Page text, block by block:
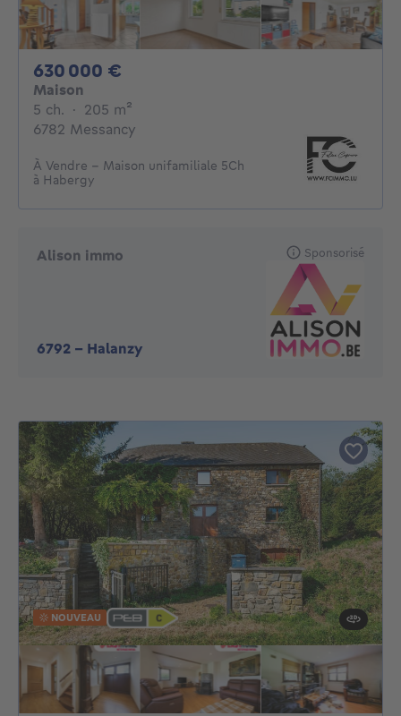
630 000 €
Maison
5 ch. 5 chambres
· 205 m²
6782 Messancy
À Vendre - Maison unifamiliale 5Ch
à Habergy
Alison immo
6792 - Halanzy
Sponsorisé
NOUVEAU